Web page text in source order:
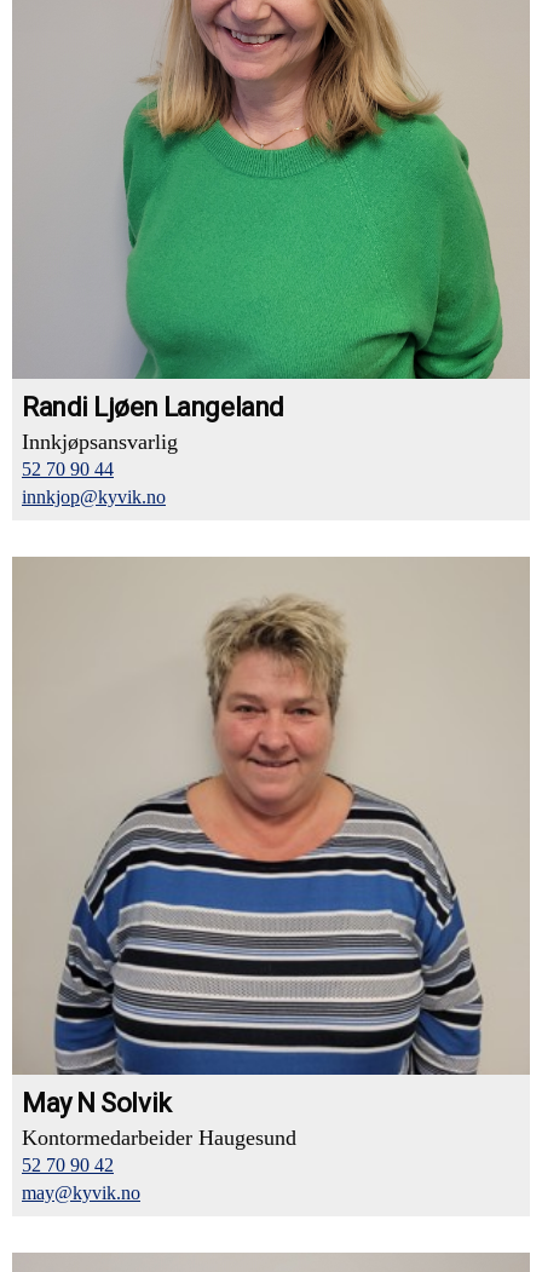
Randi Ljøen Langeland
Innkjøpsansvarlig
52 70 90 44
innkjop@kyvik.no
May N Solvik
Kontormedarbeider Haugesund
52 70 90 42
may@kyvik.no